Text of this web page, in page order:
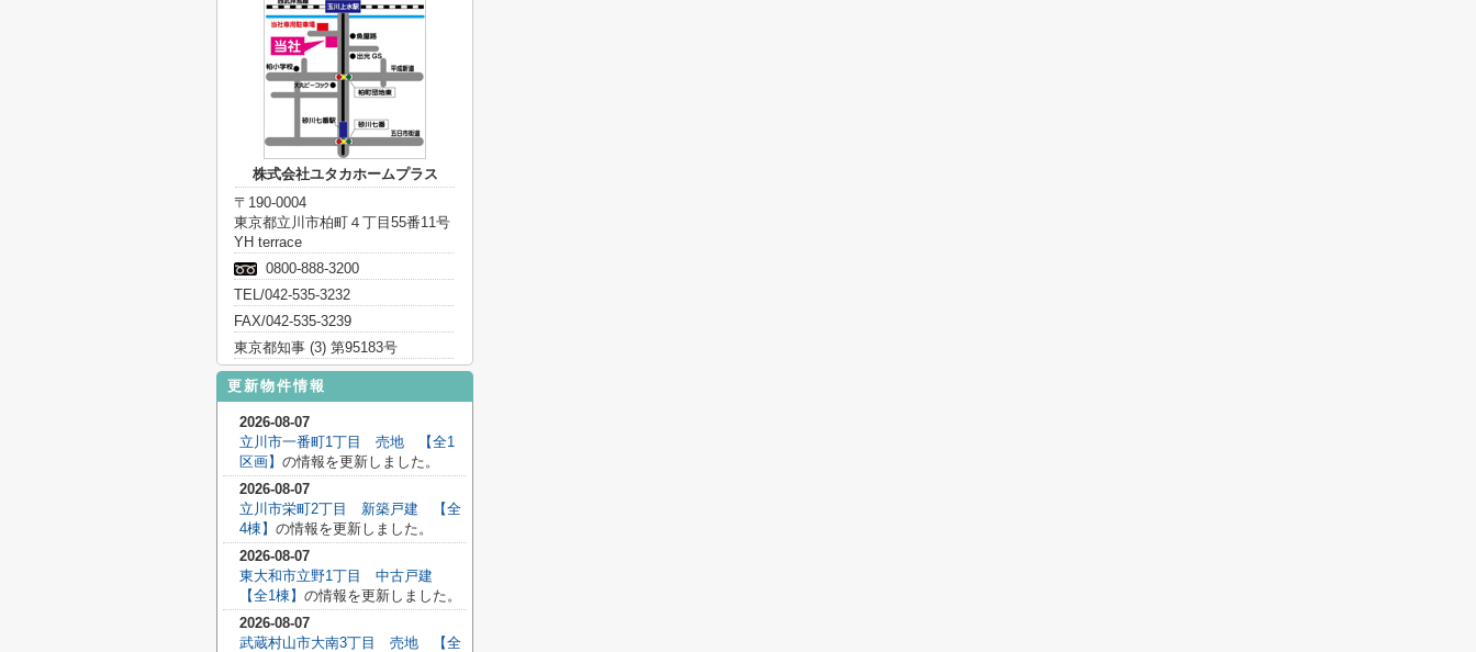
株式会社ユタカホームプラス
〒190-0004
東京都立川市柏町４丁目55番11号
YH terrace
0800-888-3200
TEL/042-535-3232
FAX/042-535-3239
東京都知事 (3) 第95183号
更新物件情報
2026-08-07
立川市一番町1丁目 売地 【全1
区画】 の情報を更新しました。
2026-08-07
立川市栄町2丁目 新築戸建 【全
4棟】 の情報を更新しました。
2026-08-07
東大和市立野1丁目 中古戸建
【全1棟】 の情報を更新しました。
2026-08-07
武蔵村山市大南3丁目 売地 【全